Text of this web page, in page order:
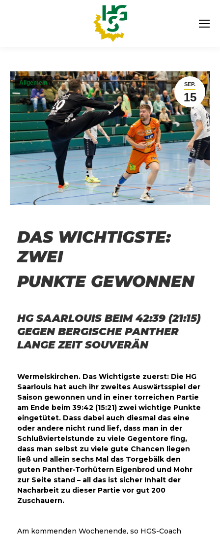
SEP.
15
Allgemein
DAS WICHTIGSTE:
ZWEI
PUNKTE GEWONNEN
HG SAARLOUIS BEIM 42:39 (21:15)
GEGEN BERGISCHE PANTHER
LANGE ZEIT SOUVERÄN
Wermelskirchen. Das Wichtigste zuerst: Die HG
Saarlouis hat auch ihr zweites Auswärtsspiel der
Saison gewonnen und in einer torreichen Partie
am Ende beim 39:42 (15:21) zwei wichtige Punkte
eingetütet. Dass dabei auch diesmal das eine
oder andere nicht rund lief, dass man in der
Schlußviertelstunde zu viele Gegentore fing,
dass man selbst zu viele gute Chancen liegen
ließ und allein sechs Mal das Torgebälk den
guten Panther-Torhütern Eigenbrod und Mohr
zur Seite stand – all das ist sicher Inhalt der
Nacharbeit zu dieser Partie vor gut 200
Zuschauern.
Am kommenden Wochenende, so HGS-Coach